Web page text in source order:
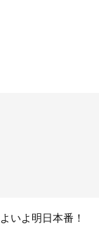
いよ明日本番！